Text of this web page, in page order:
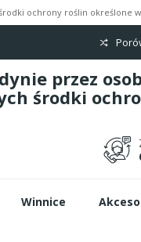
ochrony roślin określone
przez
środki
Winnice